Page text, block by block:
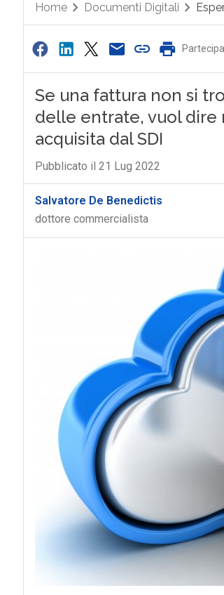
Home Documenti Digitali
Se una fattura non si
delle entrate, vuol dire
acquisita dal SDI
Pubblicato il 21 Lug 2022
Salvatore De Benedictis
dottore commercialista